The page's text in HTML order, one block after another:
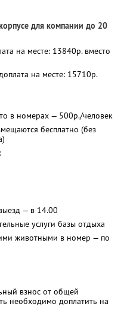
для компании до 20
на месте: 13840р. вместо
на месте: 15710р.
в номерах — 500р./человек
бесплатно (без
— в 14.00
услуги базы отдыха
животными в номер — по
взнос от общей
необходимо доплатить на